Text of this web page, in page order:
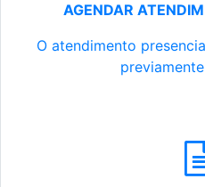
AGENDAR
O atendimento